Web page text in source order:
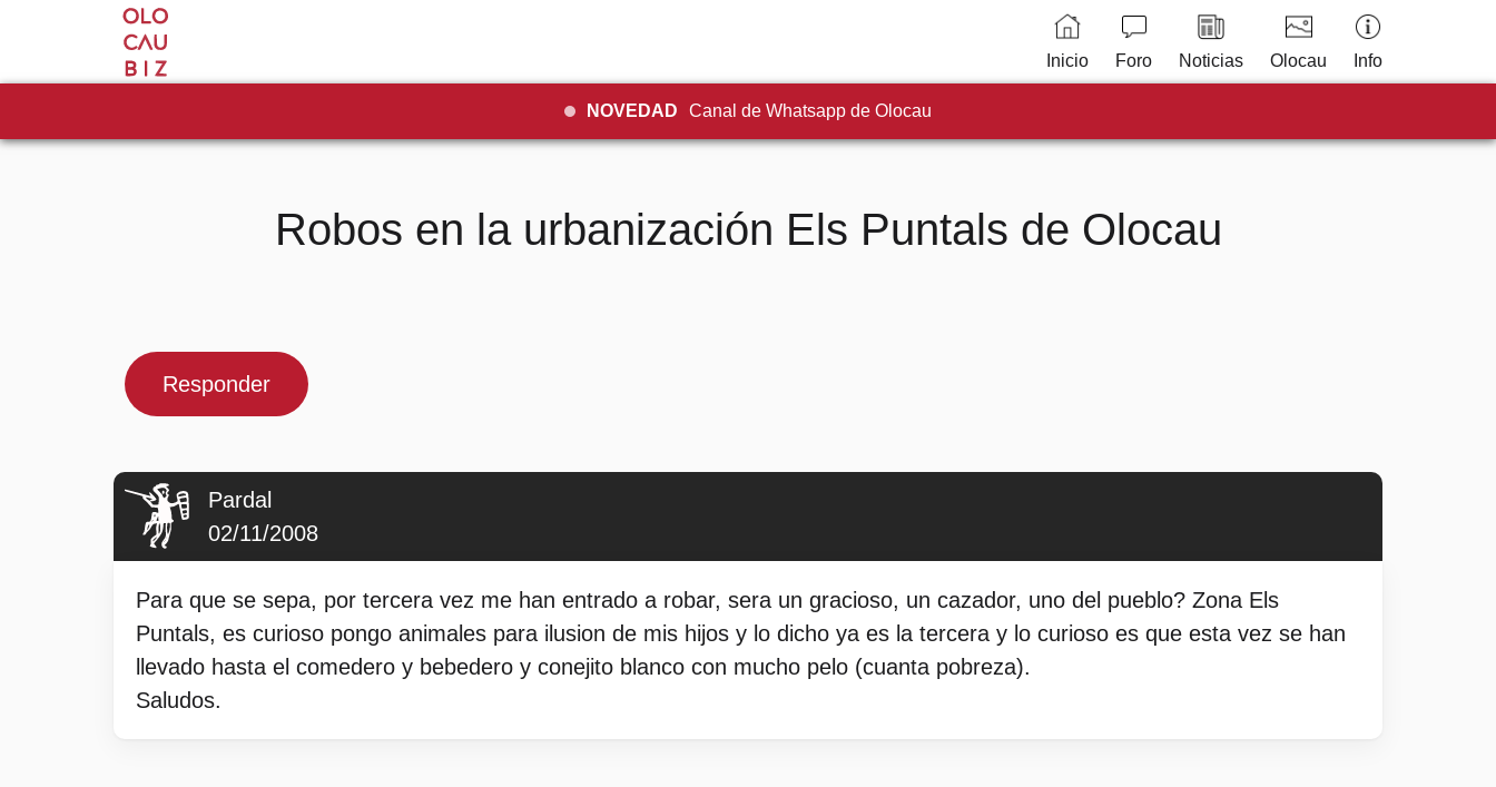
Inicio Foro Noticias Olocau Info
NOVEDAD Canal de Whatsapp de Olocau
Robos en la urbanización Els Puntals de Olocau
Responder
Pardal
02/11/2008
Para que se sepa, por tercera vez me han entrado a robar, sera un gracioso, un cazador, uno del pueblo? Zona Els
Puntals, es curioso pongo animales para ilusion de mis hijos y lo dicho ya es la tercera y lo curioso es que esta vez se han
llevado hasta el comedero y bebedero y conejito blanco con mucho pelo (cuanta pobreza).
Saludos.